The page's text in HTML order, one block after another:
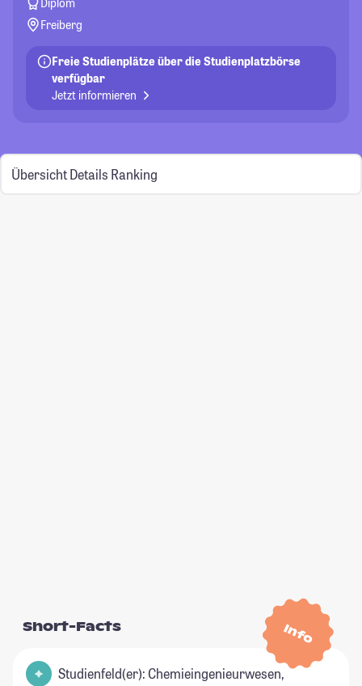
Freiberg
Freie Studienplätze über die Studienplatzbörse
verfügbar
Jetzt informieren
Übersicht Details Ranking
Info
Short-Facts
Studienfeld(er): Chemieingenieurwesen,